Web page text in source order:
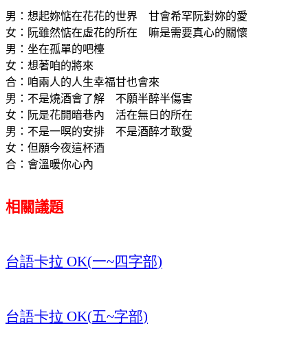
男：想起妳惦在花花的世界 甘會希罕阮對妳的愛
女：阮雖然惦在虛花的所在 嘛是需要真心的關懷
男：坐在孤單的吧檯
女： 想著咱的將來
合：咱兩人的人生幸福甘也會來
男：不是燒酒會了解 不願半醉半傷害
女：阮是花開暗巷內 活在無日的所在
男：不是一暝的安排 不是酒醉才敢愛
女：但願今夜這杯酒
合：會溫暖你心內
相關議題
台語卡拉 OK(一~四字部)
台語卡拉 OK(五~字部)